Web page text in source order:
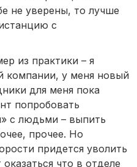
не уверены, то лучше
с
из практики – я
компании, у меня новый
для меня пока
попробовать
с людьми – выпить
прочее. Но
придется уволить
что в отделе